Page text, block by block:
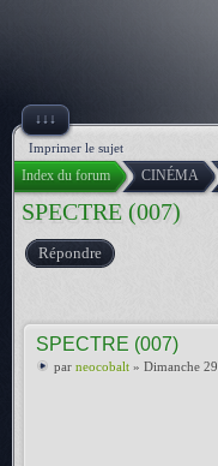
↓↓↓
Imprimer le sujet
Index du forum CINÉMA
SPECTRE (007)
Répondre
SPECTRE (007)
par neocobalt » Dimanche